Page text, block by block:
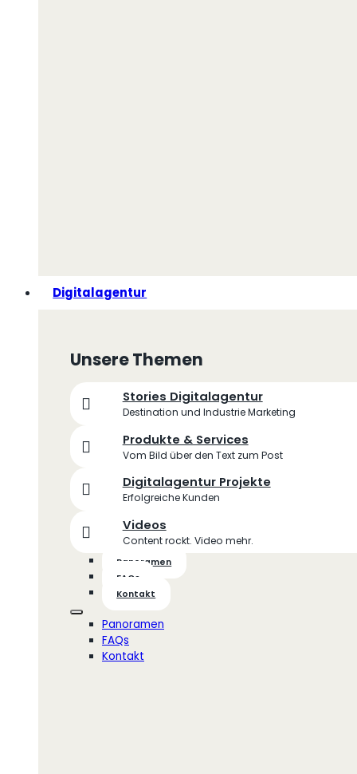
Digitalagentur
Unsere Themen
Stories Digitalagentur
Destination und Industrie Marketing
Produkte & Services
Vom Bild über den Text zum Post
Digitalagentur Projekte
Erfolgreiche Kunden
Videos
Content rockt. Video mehr.
Panoramen
FAQs
Kontakt
Panoramen
FAQs
Kontakt